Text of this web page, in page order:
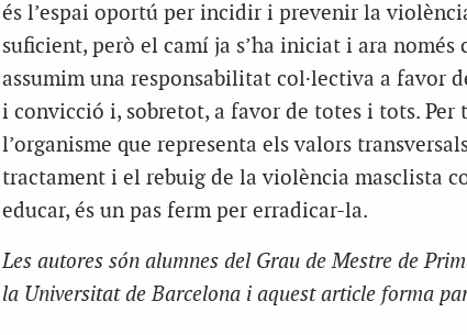
és l’espai oportú per incidir i prevenir la
suficient, però el camí ja s’ha iniciat i ara només
assumim una responsabilitat col·lectiva a favor
i convicció i, sobretot, a favor de totes i tots. Per
l’organisme que representa els valors
tractament i el rebuig de la violència masclista
educar, és un pas ferm per erradicar-la.
Les autores són alumnes del Grau de Mestre de
la Universitat de Barcelona i aquest article forma